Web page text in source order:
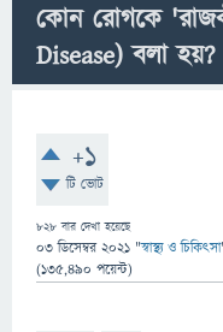
কোন রোগকে
Disease) বলা হয়?
+1
টি ভোট
828 বার দেখা হয়েছে
03 ডিসেম্বর 2021 "স্বাস্থ্য ও চিকিৎসা
(135,490 পয়েন্ট)